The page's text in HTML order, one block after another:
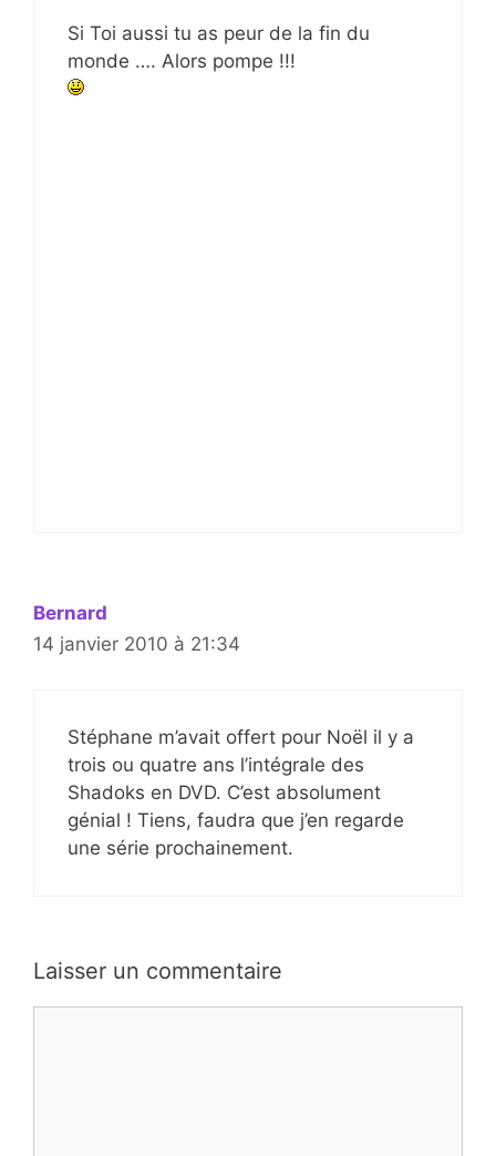
Si Toi aussi tu as peur de la fin du
monde …. Alors pompe !!!
Bernard
14 janvier 2010 à 21:34
Stéphane m’avait offert pour Noël il y a
trois ou quatre ans l’intégrale des
Shadoks en DVD. C’est absolument
génial ! Tiens, faudra que j’en regarde
une série prochainement.
Laisser un commentaire